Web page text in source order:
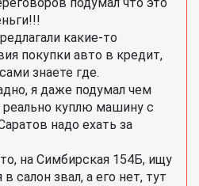
какие-то
покупки авто в кредит,
знаете где.
я даже подумал чем
куплю машину с
надо ехать за
на Симбирская 154Б, ищу
салон звал, а его нет, тут